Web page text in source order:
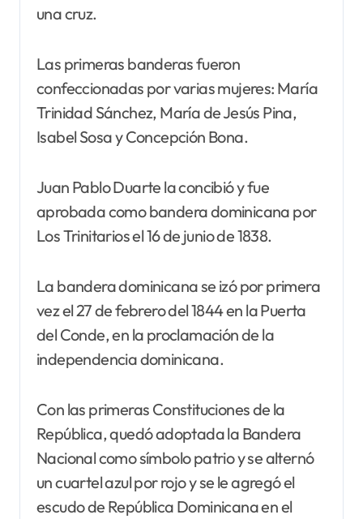
una cruz.
Las primeras banderas fueron
confeccionadas por varias mujeres: María
Trinidad Sánchez, María de Jesús Pina,
Isabel Sosa y Concepción Bona.
Juan Pablo Duarte la concibió y fue
aprobada como bandera dominicana por
Los Trinitarios el 16 de junio de 1838.
La bandera dominicana se izó por primera
vez el 27 de febrero del 1844 en la Puerta
del Conde, en la proclamación de la
independencia dominicana.
Con las primeras Constituciones de la
República, quedó adoptada la Bandera
Nacional como símbolo patrio y se alternó
un cuartel azul por rojo y se le agregó el
escudo de República Dominicana en el